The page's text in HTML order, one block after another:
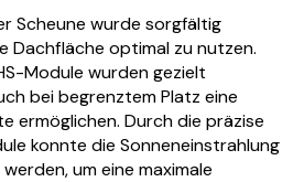
Scheune wurde sorgfältig
Dachfläche optimal zu nutzen.
Module wurden gezielt
bei begrenztem Platz eine
ermöglichen. Durch die präzise
konnte die Sonneneinstrahlung
um eine maximale